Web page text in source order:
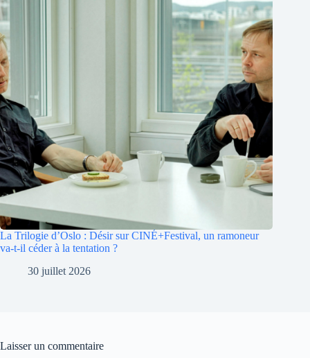
La Trilogie d’Oslo : Désir sur CINÉ+Festival, un ramoneur
va-t-il céder à la tentation ?
30 juillet 2026
Laisser un commentaire